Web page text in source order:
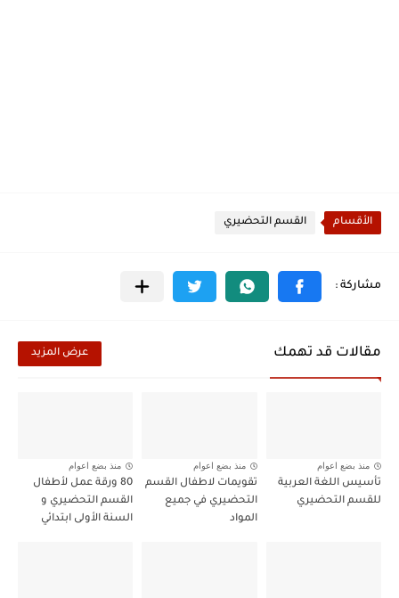
الأقسام القسم التحضيري
مقالات قد تهمك عرض المزيد
منذ بضع اعوام
تأسيس اللغة العربية
للقسم التحضيري
منذ بضع اعوام
تقويمات لاطفال القسم
التحضيري في جميع
المواد
منذ بضع اعوام
80 ورقة عمل لأطفال
القسم التحضيري و
السنة الأولى ابتدائي